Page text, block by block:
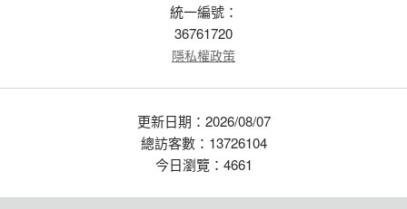
統一編號：
36761720
隱私權政策
更新日期：2026/08/07
總訪客數：13726104
今日瀏覽：4661